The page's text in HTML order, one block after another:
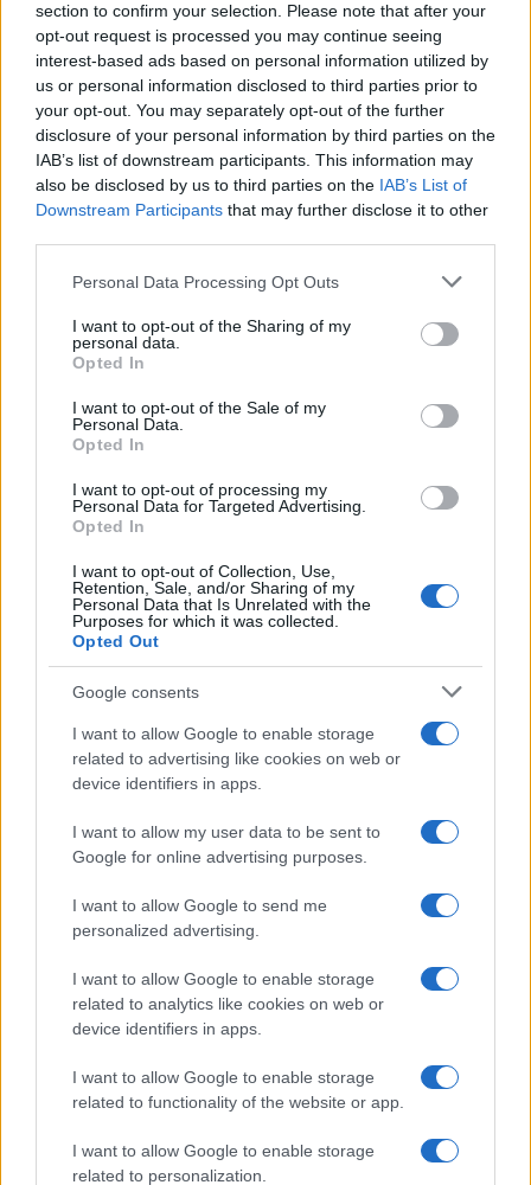
section to confirm your selection. Please note that after your
opt-out request is processed you may continue seeing
interest-based ads based on personal information utilized by
us or personal information disclosed to third parties prior to
your opt-out. You may separately opt-out of the further
disclosure of your personal information by third parties on the
IAB’s list of downstream participants. This information may
also be disclosed by us to third parties on the IAB’s List of
Downstream Participants that may further disclose it to other
Please note that this website/app uses one or more Google
not limited to your visit or usage behaviour. You may click to
grant or deny consent to Google and its third-party tags to
use your data for below specified purposes in below Google
consent section.
Personal Data Processing Opt Outs
I want to opt-out of the Sharing of my
personal data.
Opted In
I want to opt-out of the Sale of my
Personal Data.
Opted In
I want to opt-out of processing my
Personal Data for Targeted Advertising.
Opted In
I want to opt-out of Collection, Use,
Retention, Sale, and/or Sharing of my
Personal Data that Is Unrelated with the
Purposes for which it was collected.
Opted Out
Google consents
I want to allow Google to enable storage
related to advertising like cookies on web or
device identifiers in apps.
I want to allow my user data to be sent to
Google for online advertising purposes.
I want to allow Google to send me
personalized advertising.
I want to allow Google to enable storage
related to analytics like cookies on web or
device identifiers in apps.
I want to allow Google to enable storage
related to functionality of the website or app.
I want to allow Google to enable storage
related to personalization.
ember tragédiájacímű művéhez készült Zichy-
illusztrációkat bemutató kiállítást.
A helyettes államtitkár elmondta: a legnagyobb örömmel
fogadta el a felkérést, hiszen Zichy a magyar és az orosz
kultúra emblematikus alakja, Oroszországban úgy
tekintenek rá, mint nemzeti festőjükre, hiszen élete java
részét Szentpéterváron töltötte.
Különleges az a kettős kötődés Zichynél, amely Liszt
életművét is jellemzi: a magyar kultúrával való nagyon
tudott kötődni egy másik ország kultúrájához is. Zichy
abszolút hídszerepet tölt be a mai Magyarország és
Oroszország között is ? mondta Hammerstein Judit.
moszkvai Vahtangov színházat is meglátogatta, ahol
CsehovVánya bácsicímű darabját játszották. Beszélgetett
a színház vezetőjével és művészeti igazgatójával, akik
elmondták: szívesen kapcsolódnának be magyar színházi
lehetőséget, hogy a moszkvai színházi fesztiválokra
meghívjanak magyar társulatokat és előadásokat.
Úgy látja, hogy jó úton jár a Moszkvai Magyar Kulturális
kínáljon izgalmas kulturális eseményeket, hanem kivigye
élete hihetetlenül színes, a kínálat nagyon gazdag, minden
jelentős nemzet igen komoly programkínálattal van jelen
magunkra a figyelmet.
? A magyar kultúra azonban rendkívül izgalmas, bizonyos
szegmensei egzotikusak orosz szemmel is, jól végiggondolt